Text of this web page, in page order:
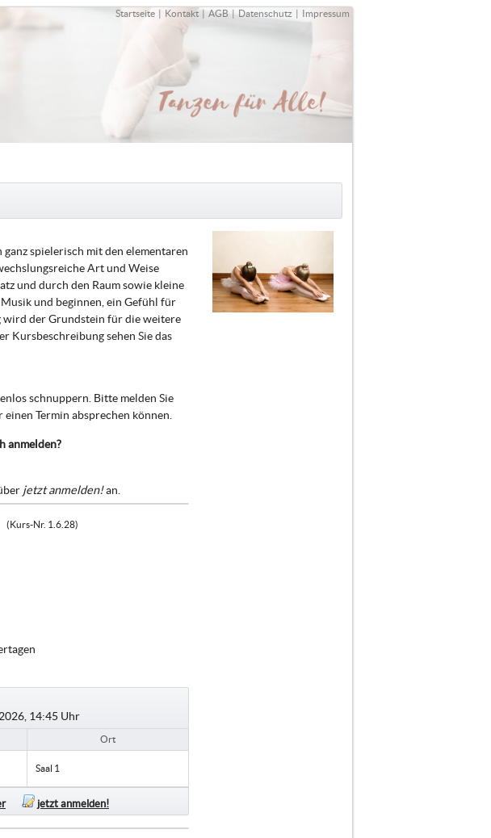
Startseite | Kontakt | AGB | Datenschutz | Impressum
spielerisch mit den elementaren
Art und Weise
und durch den Raum sowie kleine
und beginnen, ein Gefühl für
wird der Grundstein für die weitere
Kursbeschreibung sehen Sie das
schnuppern. Bitte melden Sie
Termin absprechen können.
anmelden?
jetzt anmelden!an.
(Kurs-Nr. 1.6.28)
14:45 Uhr
Ort
Saal 1
jetzt anmelden!